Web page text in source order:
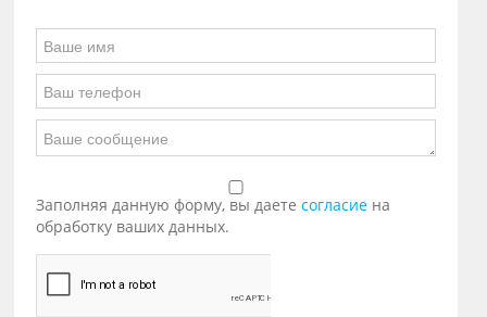
Заполняя данную форму, вы даетесогласие на
обработку ваших данных.